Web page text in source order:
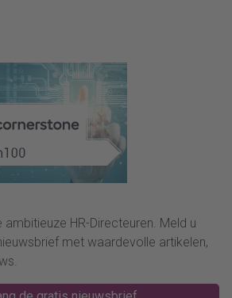
ambitieuze HR-Directeuren. Meld u
met waardevolle artikelen,